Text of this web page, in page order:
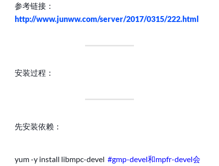
参考链接：
http://www.junww.com/server/2017/0315/222.html
安装过程：
先安装依赖：
yum -y install libmpc-devel #gmp-devel和mpfr-devel会